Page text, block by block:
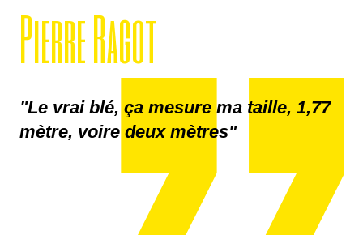
Pierre Ragot
"Le vrai blé, ça mesure ma taille, 1,77
mètre, voire deux mètres"